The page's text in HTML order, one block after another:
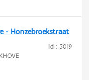
- Honzebroekstraat
id : 5019